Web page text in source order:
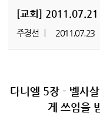
[교회] 2011.07.21
주경선 2011.07.23
다니엘 5장 - 벨사
게 쓰임을